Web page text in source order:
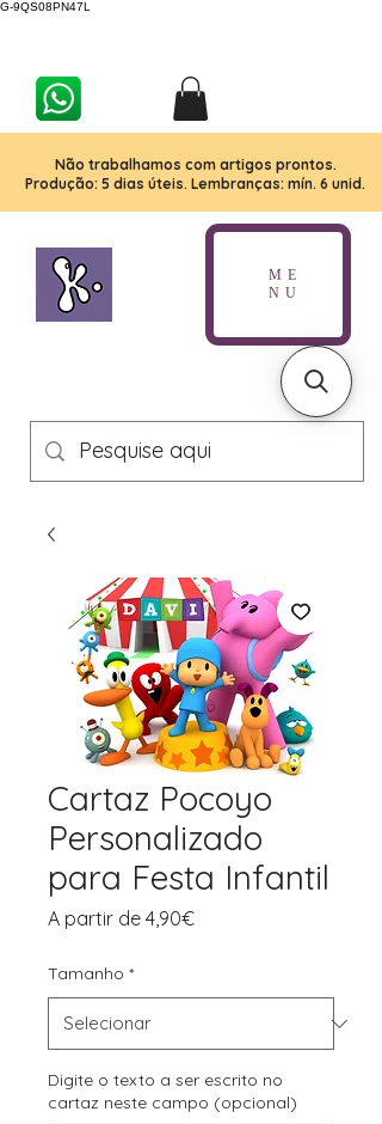
G-9QS08PN47L
Não trabalhamos com artigos prontos.
Produção: 5 dias úteis. Lembranças: mín. 6 unid.
ME
NU
Cartaz Pocoyo
Personalizado
para Festa Infantil
A partir de 4,90€Preço
Tamanho *
Digite o texto a ser escrito no
cartaz neste campo (opcional)